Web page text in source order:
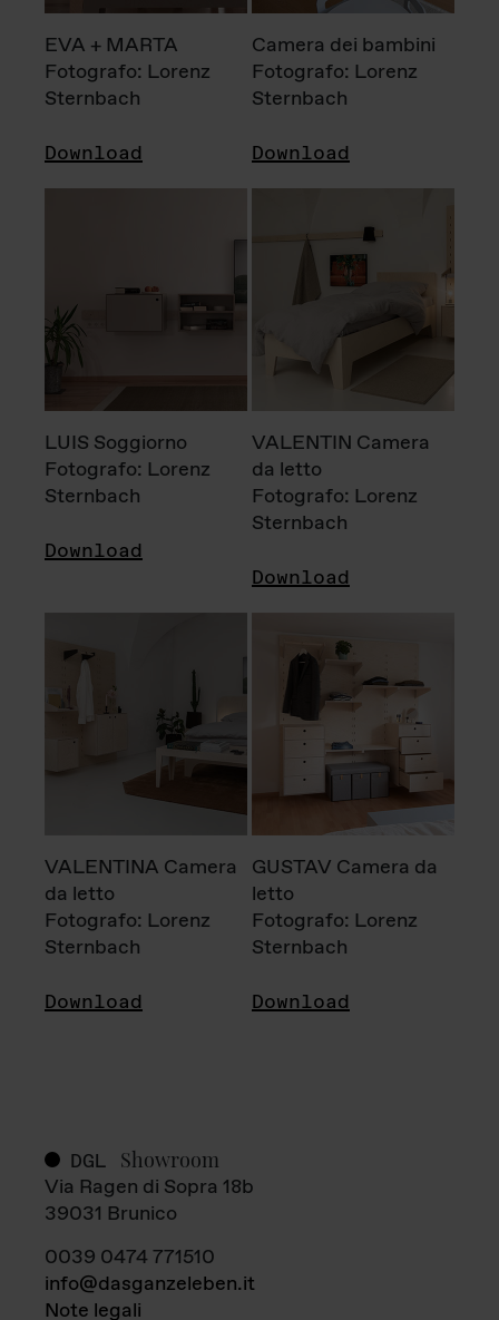
EVA + MARTA
Fotografo: Lorenz
Sternbach
Download
Camera dei bambini
Fotografo: Lorenz
Sternbach
Download
LUIS Soggiorno
Fotografo: Lorenz
Sternbach
Download
VALENTIN Camera
da letto
Fotografo: Lorenz
Sternbach
Download
VALENTINA Camera
da letto
Fotografo: Lorenz
Sternbach
Download
GUSTAV Camera da
letto
Fotografo: Lorenz
Sternbach
Download
DGL Showroom
Via Ragen di Sopra 18b
39031 Brunico
0039 0474 771510
info@dasganzeleben.it
Note legali